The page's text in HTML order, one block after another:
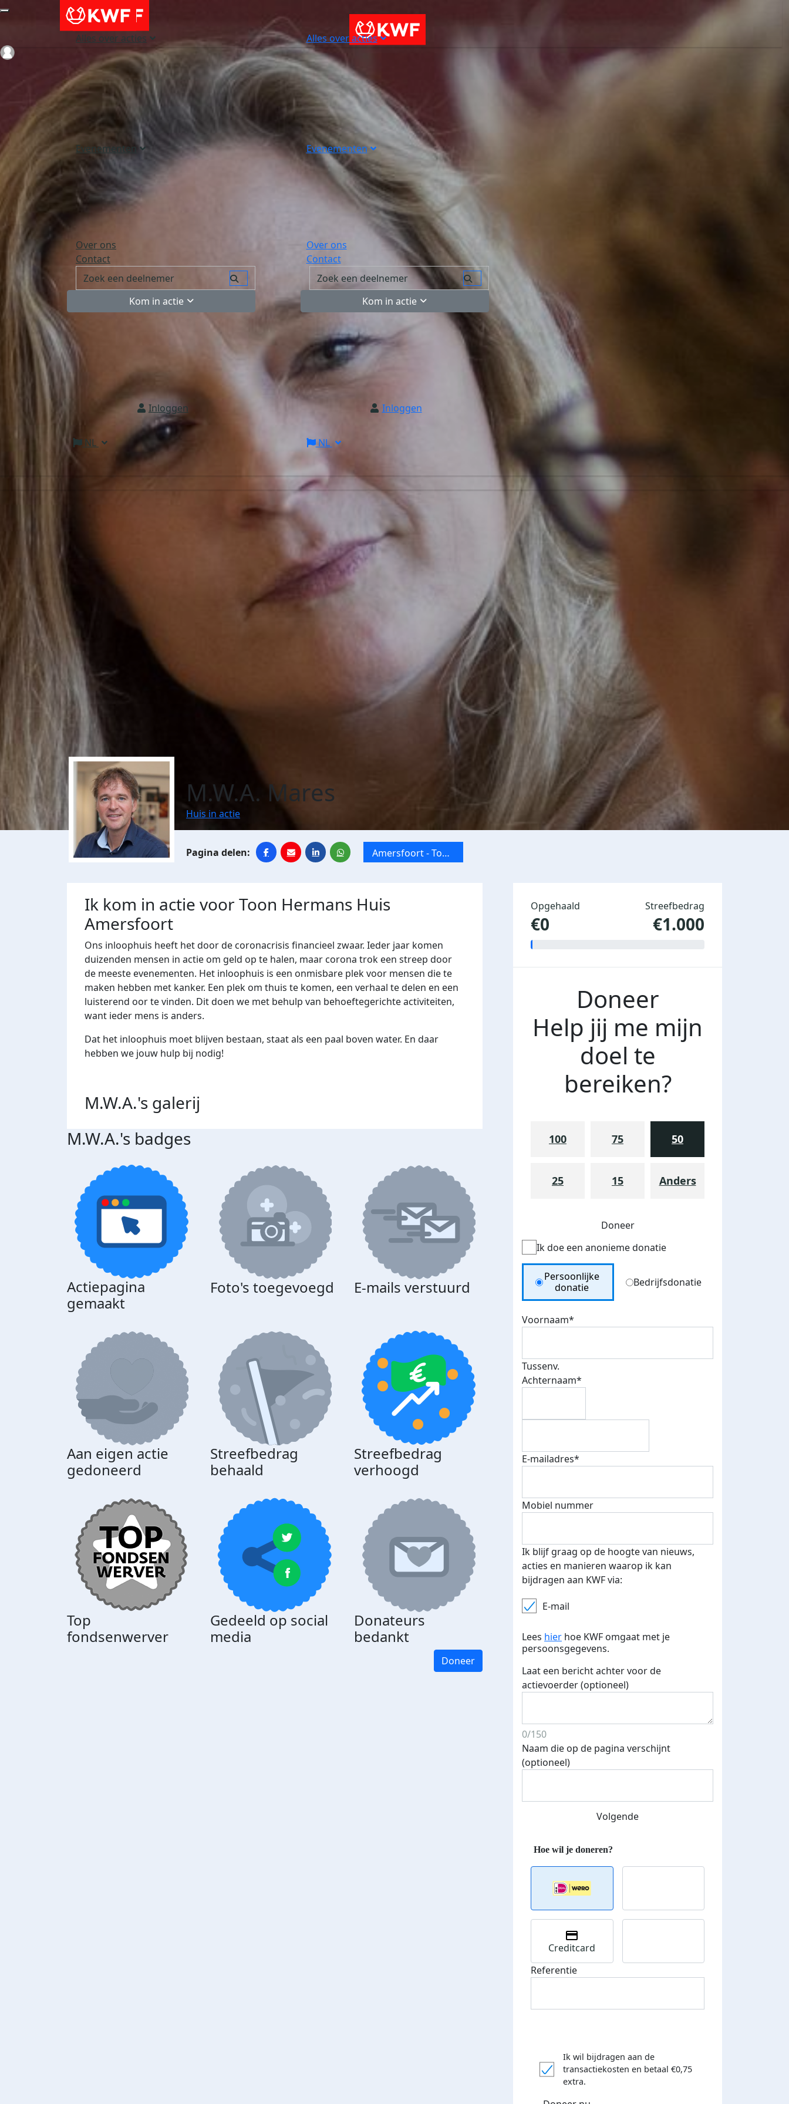
Alles over acties
Evenementen
Over ons
Contact
Kom in actie
Inloggen
NL
Alles over acties
Evenementen
Over ons
Contact
Kom in actie
Inloggen
NL
M.W.A. Mares
Huis in actie
Amersfoort - Toon
Hermans Huis
Ik kom in actie voor Toon Hermans Huis
Amersfoort
Ons inloophuis heeft het door de coronacrisis financieel zwaar. Ieder jaar komen
duizenden mensen in actie om geld op te halen, maar corona trok een streep door
de meeste evenementen. Het inloophuis is een onmisbare plek voor mensen die te
maken hebben met kanker. Een plek om thuis te komen, een verhaal te delen en een
luisterend oor te vinden. Dit doen we met behulp van behoeftegerichte activiteiten,
want ieder mens is anders.
Dat het inloophuis moet blijven bestaan, staat als een paal boven water. En daar
hebben we jouw hulp bij nodig!
M.W.A.'s galerij
M.W.A.'s badges
Actiepagina
gemaakt
Foto's toegevoegd E-mails verstuurd
Aan eigen actie
gedoneerd
Streefbedrag
behaald
Streefbedrag
verhoogd
Top
fondsenwerver
Gedeeld op social
media
Donateurs
bedankt
Doneer
Opgehaald
€0
Streefbedrag
€1.000
Doneer
Help jij me mijn
doel te
bereiken?
100 75 50
25 15 Anders
Doneer
Ik doe een anonieme donatie
Donation Type
Persoonlijke
donatie
Bedrijfsdonatie
Voornaam*
Tussenv.
Achternaam*
E-mailadres*
Mobiel nummer
Ik blijf graag op de hoogte van nieuws,
acties en manieren waarop ik kan
bijdragen aan KWF via:
E-mail
Lees hier hoe KWF omgaat met je
persoonsgegevens.
Laat een bericht achter voor de
actievoerder (optioneel)
0/150
Naam die op de pagina verschijnt
(optioneel)
Volgende
Creditcard
Referentie
Ik wil bijdragen aan de
transactiekosten en betaal €0,75
extra.